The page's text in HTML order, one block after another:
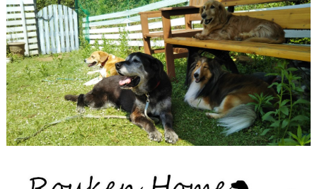
コ
ン
テ
ン
ツ
へ
ス
キ
ッ
プ